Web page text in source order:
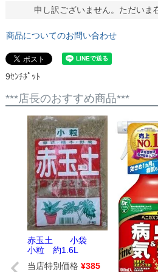
申し訳ございません。ただいま
商品についてのお問い合わせ
9ｾﾝﾁﾎﾟｯﾄ
***店長のおすすめ商品***
赤玉土 小袋
小粒 約1.6L
当店特別価格 ¥385